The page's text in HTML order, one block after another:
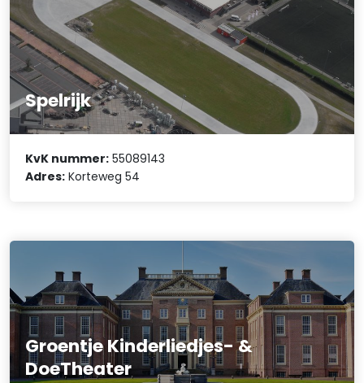
Spelrijk
KvK nummer: 55089143
Adres: Korteweg 54
Groentje Kinderliedjes- &
DoeTheater